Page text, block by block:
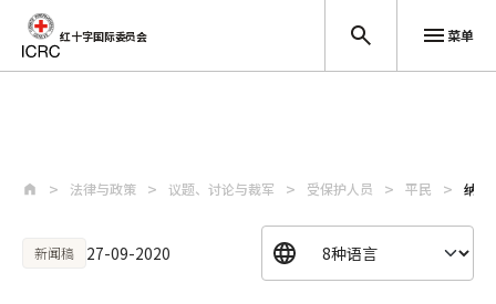
红十字国际委员会 菜单
法律与政策 议题、讨论与裁军 受保护人员 平民 纳戈
新闻稿 27-09-2020